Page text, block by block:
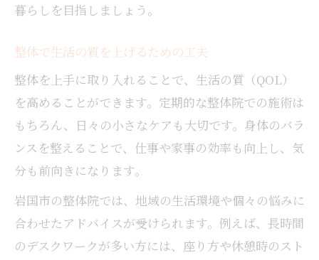
暮らしを目指しましょう。
整体で生活の質を上げるための工夫
整体を上手に取り入れることで、生活の質（QOL）
を高めることができます。定期的な整体院での施術は
もちろん、日々の小さなケアも大切です。身体のバラ
ンスを整えることで、仕事や家事の効率も向上し、気
分も前向きになります。
岩国市の整体院では、地域の生活環境や個々の悩みに
合わせたアドバイスが受けられます。例えば、長時間
のデスクワークが多い方には、座り方や休憩時のスト